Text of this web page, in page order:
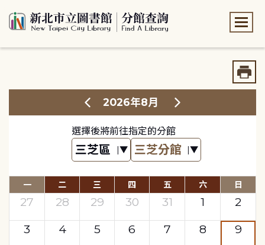
2026年8月
選擇後將前往指定的分館
一 二 三 四 五 六 日
27 28 29 30 31 1
2
3
4 5 6 7 8
9